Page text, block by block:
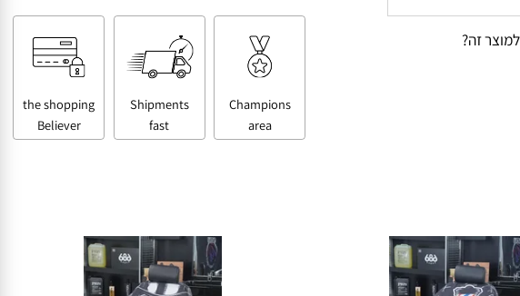
Champions
Shipments
the shopping